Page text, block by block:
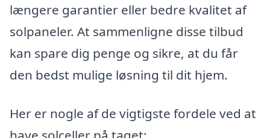
længere garantier eller bedre kvalitet af
solpaneler. At sammenligne disse tilbud
kan spare dig penge og sikre, at du får
den bedst mulige løsning til dit hjem.
Her er nogle af de vigtigste fordele ved at